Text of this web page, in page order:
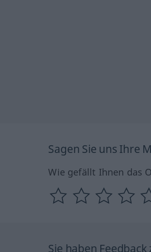
Sagen Sie uns Ihre
Wie gefällt Ihnen das
Sie haben